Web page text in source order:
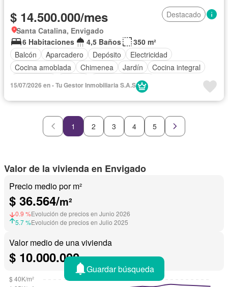
$ 14.500.000/mes
Destacado
Santa Catalina, Envigado
6 Habitaciones
4,5 Baños
350 m²
Balcón
Aparcadero Depósito
Electricidad
Cocina amoblada
Chimenea Jardín
Cocina integral
Vista panorámica
Cuarto de servicio
15/07/2026 en - Tu Gestor Inmobiliaria S.A.S
1 2 3 4 5
Valor de la vivienda en Envigado
Precio medio por m²
$ 36.564/m²
0.9 %Evolución de precios en Junio 2026
5.7 %Evolución de precios en Julio 2025
Valor medio de una vivienda
$ 10.000.000
Guardar búsqueda